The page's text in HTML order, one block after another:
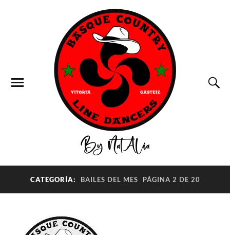
CATEGORÍA: BAILES DEL MES PÁGINA 2 DE 20